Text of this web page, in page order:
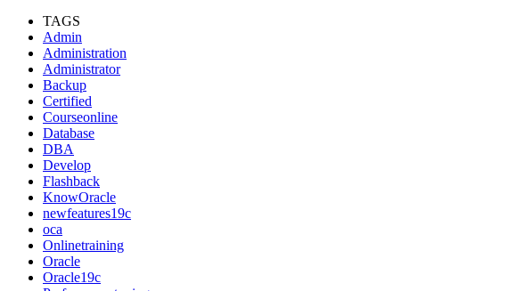
TAGS
Admin
Administration
Administrator
Backup
Certified
Courseonline
Database
DBA
Develop
Flashback
KnowOracle
newfeatures19c
oca
Onlinetraining
Oracle
Oracle19c